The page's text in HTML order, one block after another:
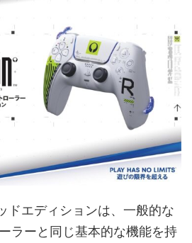
ドエディションは、一般的な
ラーと同じ基本的な機能を持